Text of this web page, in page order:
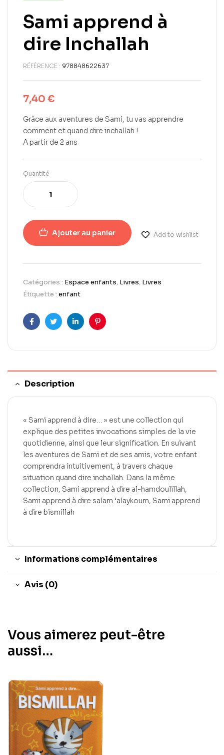
Sami apprend à
dire Inchallah
RÉFÉRENCE : 978848622637
7,40 €
Grâce aux aventures de Sami, tu vas apprendre
comment et quand dire inchallah !
A partir de 2 ans
Quantité
Ajouter au panier Add to wishlist
Catégories : Espace enfants, Livres, Livres
Étiquette : enfant
FacebookTwitterLinkedInPinterest
Description
« Sami apprend à dire… » est une collection qui
explique des petites invocations simples de la vie
quotidienne, ainsi que leur signification. En suivant
les aventures de Sami et de ses amis, votre enfant
comprendra intuitivement, à travers chaque
situation quand dire inchallah. Dans la même
collection, Sami apprend à dire al-hamdoulillah,
Sami apprend à dire salam ‘alaykoum, Sami apprend
à dire bismillah
Informations complémentaires
Avis (0)
Vous aimerez peut-être
aussi…